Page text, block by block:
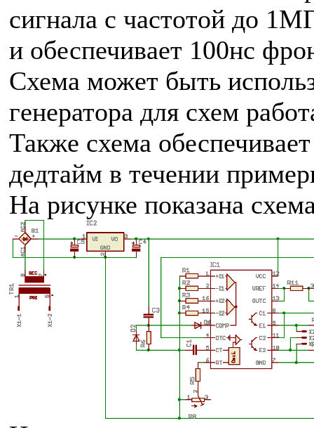
сигнала с частотой до
и обеспечивает 100нс
Схема может быть
генератора для схем
Также схема
дедтайм в течении
На рисунке показана